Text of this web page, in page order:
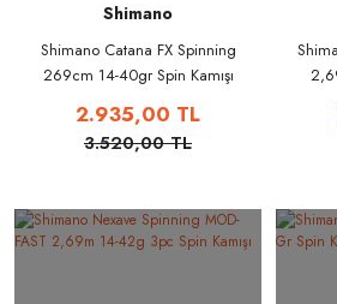
Shimano
Shimano Catana FX Spinning
269cm 14-40gr Spin Kamışı
2.935,00 TL
3.520,00 TL